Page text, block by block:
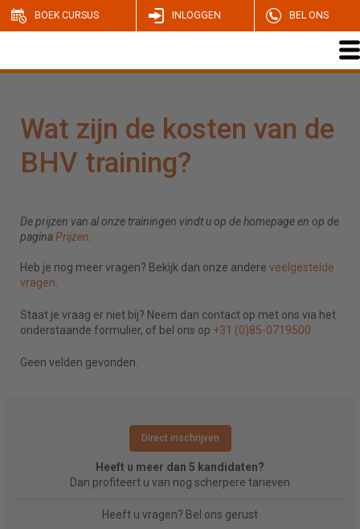
BOEK CURSUS INLOGGEN BEL ONS
Wat zijn de kosten van de
BHV training?
De prijzen van al onze trainingen vindt u op de homepage en op de
paginaPrijzen.
Heb je nog meer vragen? Bekijk dan onze andere veelgestelde
vragen.
Staat je vraag er niet bij? Neem dan contact op met ons via het
onderstaande formulier, of bel ons op +31 (0)85-0719500
Geen velden gevonden.
Direct inschrijven
Heeft u meer dan 5 kandidaten?
Dan profiteert u van nog scherpere tarieven
Heeft u vragen? Bel ons gerust